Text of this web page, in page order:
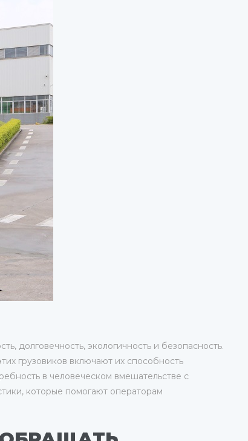
долговечность, экологичность и безопасность.
грузовиков включают их способность
в человеческом вмешательстве с
которые помогают операторам